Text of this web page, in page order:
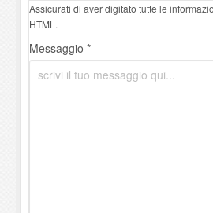
Assicurati di aver digitato tutte le
HTML.
Messaggio *